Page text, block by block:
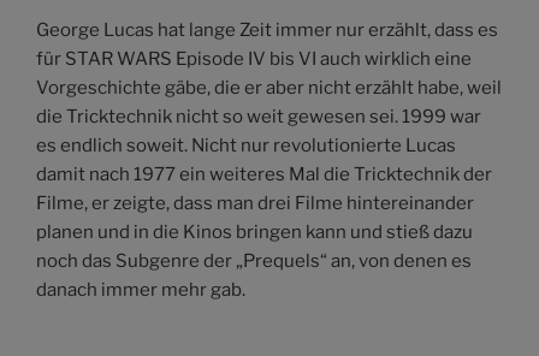
George Lucas hat lange Zeit immer nur erzählt, dass es
für STAR WARS Episode IV bis VI auch wirklich eine
Vorgeschichte gäbe, die er aber nicht erzählt habe, weil
die Tricktechnik nicht so weit gewesen sei. 1999 war
es endlich soweit. Nicht nur revolutionierte Lucas
damit nach 1977 ein weiteres Mal die Tricktechnik der
Filme, er zeigte, dass man drei Filme hintereinander
planen und in die Kinos bringen kann und stieß dazu
noch das Subgenre der „Prequels“ an, von denen es
danach immer mehr gab.